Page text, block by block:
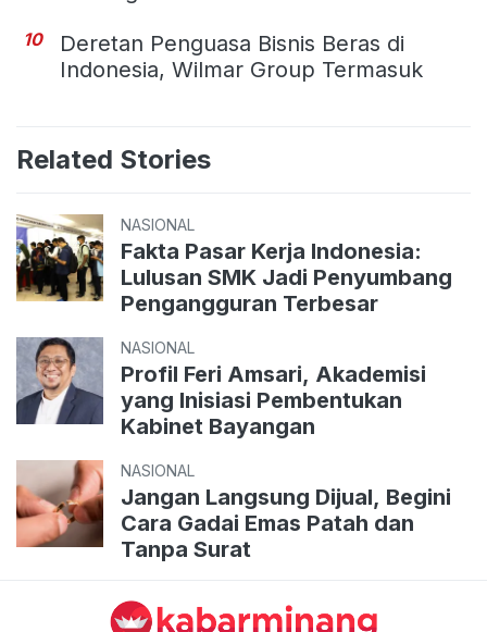
10
Deretan Penguasa Bisnis Beras di
Indonesia, Wilmar Group Termasuk
Related Stories
NASIONAL
Fakta Pasar Kerja Indonesia:
Lulusan SMK Jadi Penyumbang
Pengangguran Terbesar
NASIONAL
Profil Feri Amsari, Akademisi
yang Inisiasi Pembentukan
Kabinet Bayangan
NASIONAL
Jangan Langsung Dijual, Begini
Cara Gadai Emas Patah dan
Tanpa Surat